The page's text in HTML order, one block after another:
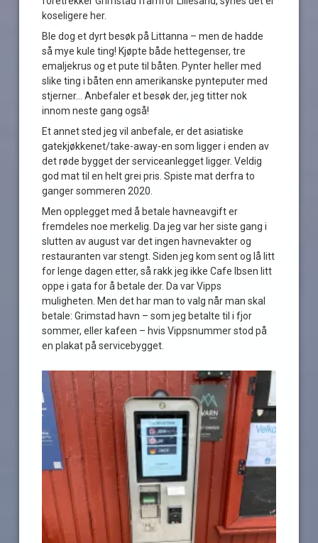
koseligere her.
Ble dog et dyrt besøk på Littanna – men de hadde
så mye kule ting! Kjøpte både hettegenser, tre
emaljekrus og et pute til båten. Pynter heller med
slike ting i båten enn amerikanske pynteputer med
stjerner… Anbefaler et besøk der, jeg titter nok
innom neste gang også!
Et annet sted jeg vil anbefale, er det asiatiske
gatekjøkkenet/take-away-en som ligger i enden av
det røde bygget der serviceanlegget ligger. Veldig
god mat til en helt grei pris. Spiste mat derfra to
ganger sommeren 2020.
Men opplegget med å betale havneavgift er
fremdeles noe merkelig. Da jeg var her siste gang i
slutten av august var det ingen havnevakter og
restauranten var stengt. Siden jeg kom sent og lå litt
for lenge dagen etter, så rakk jeg ikke Cafe Ibsen litt
oppe i gata for å betale der. Da var Vipps
muligheten. Men det har man to valg når man skal
betale: Grimstad havn – som jeg betalte til i fjor
sommer, eller kafeen – hvis Vippsnummer stod på
en plakat på servicebygget.